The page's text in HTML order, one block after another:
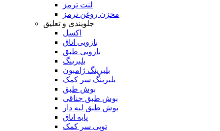
لنت ترمز
مخزن روغن ترمز
جلوبندی و تعلیق
اکسل
بازویی اتاق
بازویی طبق
بلبرینگ
بلبرینگ ژامبون
بلبرینگ سر کمک
بوش طبق
بوش طبق جناقی
بوش طبق لبه دار
پایه اتاق
توپی سر کمک